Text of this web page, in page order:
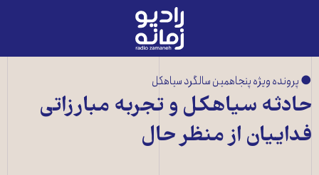
رادیو
زمانه
اصلی
● پرونده ویژه پنجاهمین سالگرد سیاهکل
حادثه سیاهکل و تجربه مبارزاتی
فداییان از منظر حال